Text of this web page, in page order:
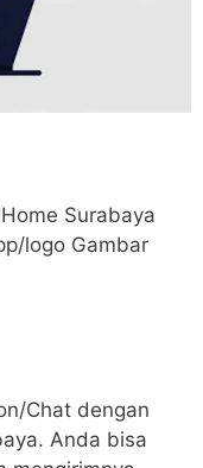
Surabaya
logo Gambar
Chat dengan
Anda bisa